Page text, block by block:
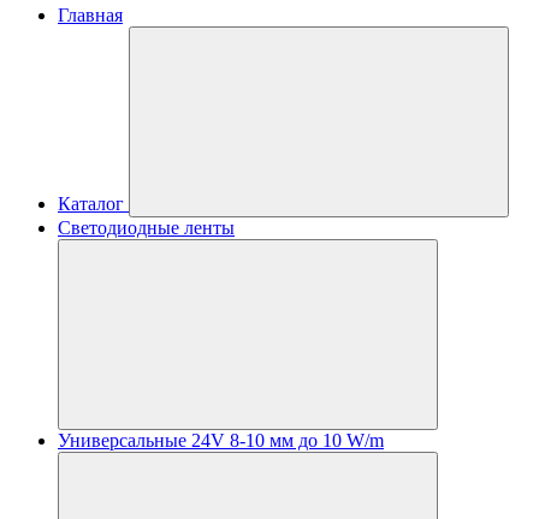
Главная
Каталог
Светодиодные ленты
Универсальные 24V 8-10 мм до 10 W/m